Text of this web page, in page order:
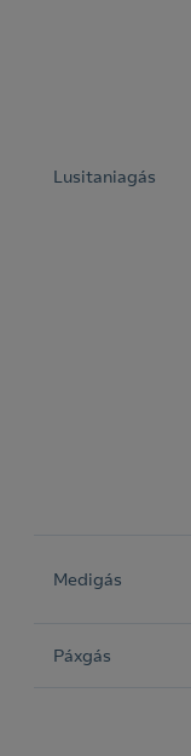
Lusitaniagás
Medigás
Páxgás